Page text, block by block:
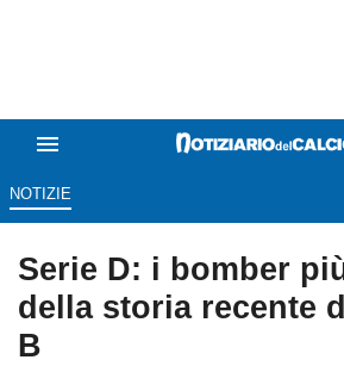
NOTIZIE
Serie D: i bomber
della storia recente
B